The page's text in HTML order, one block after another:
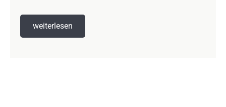
weiterlesen